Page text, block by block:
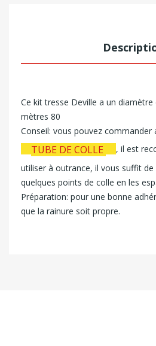
Ce kit tresse Deville a un
mètres 80
Conseil: vous pouvez commander
TUBE DE COLLE
, il est
utiliser à outrance, il vous suffit de
quelques points de colle en les
Préparation: pour une bonne
que la rainure soit propre.